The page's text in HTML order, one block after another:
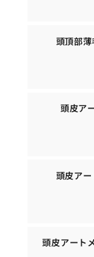
頭頂部
頭皮ア
頭皮ア
頭皮アート